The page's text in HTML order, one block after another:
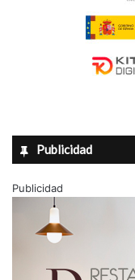
Publicidad
Publicidad